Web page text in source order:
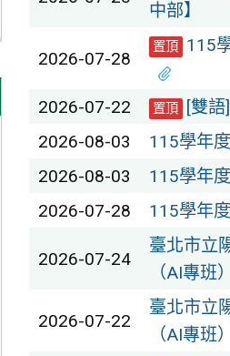
中部】
2026-07-28
置頂 115
2026-07-22 置頂 [雙
2026-08-03 115學年
2026-08-03 115學年
2026-07-28 115學年
2026-07-24
臺北市立
（AI專
2026-07-22
臺北市立
（AI專